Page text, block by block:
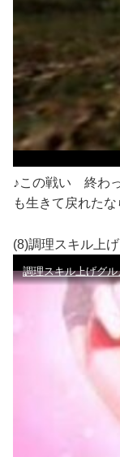
♪この戦い 終わ
も生きて戻れたな
(8)調理スキル上